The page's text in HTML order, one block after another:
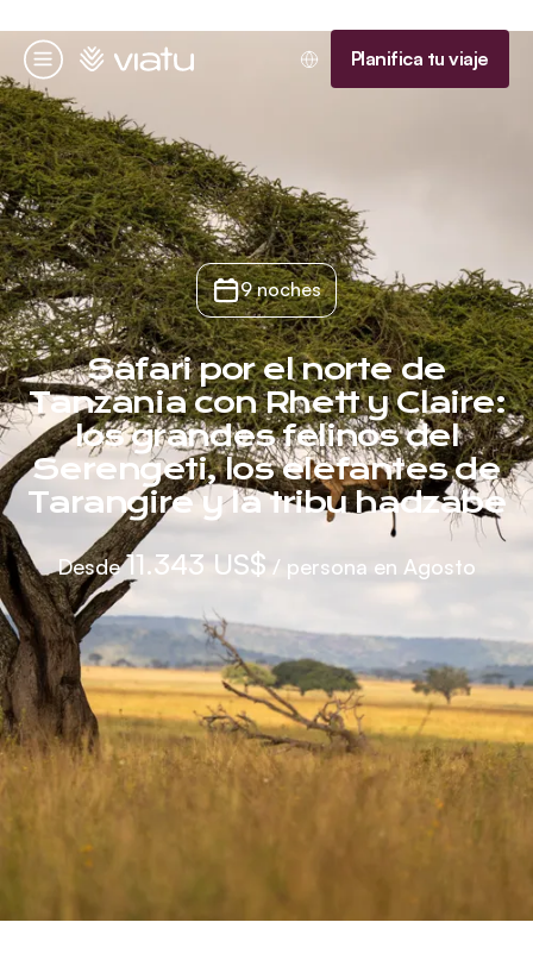
Menú
Página de inicio Planifica tu viaje
9 noches
Safari por el norte de
Tanzania con Rhett y Claire:
los grandes felinos del
Serengeti, los elefantes de
Tarangire y la tribu hadzabe
Desde11.343 US$ / persona en Agosto